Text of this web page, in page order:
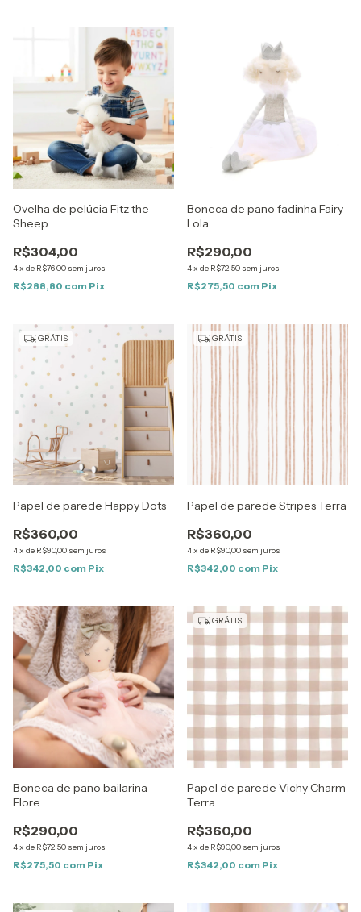
Ovelha de pelúcia Fitz the
Sheep
R$304,00
4x de R$76,00 sem juros
R$288,80 com Pix
Boneca de pano fadinha Fairy
Lola
R$290,00
4x de R$72,50 sem juros
R$275,50 com Pix
GRÁTIS
Papel de parede Happy Dots
R$360,00
4x de R$90,00 sem juros
R$342,00 com Pix
GRÁTIS
Papel de parede Stripes Terra
R$360,00
4x de R$90,00 sem juros
R$342,00 com Pix
Boneca de pano bailarina
Flore
R$290,00
4x de R$72,50 sem juros
R$275,50 com Pix
GRÁTIS
Papel de parede Vichy Charm
Terra
R$360,00
4x de R$90,00 sem juros
R$342,00 com Pix